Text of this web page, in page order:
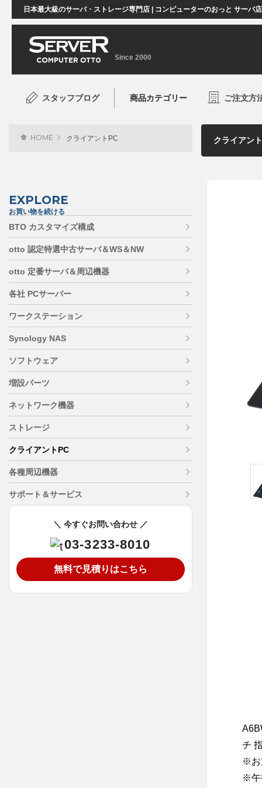
日本最大級のサーバ・ストレージ専門店 | コンピューターのおっと サーバ
Since 2000
スタッフブログ 商品カテゴリー ご注文方
チ
※お
※午
HOME クライアントPC
EXPLORE
お買い物を続ける
BTO カスタマイズ構成
otto 認定特選中古サーバ＆WS＆NW
otto 定番サーバ＆周辺機器
各社 PCサーバー
ワークステーション
Synology NAS
ソフトウェア
増設パーツ
ネットワーク機器
ストレージ
クライアントPC
各種周辺機器
サポート＆サービス
＼ 今すぐお問い合わせ ／
03-3233-8010
無料で見積りはこちら